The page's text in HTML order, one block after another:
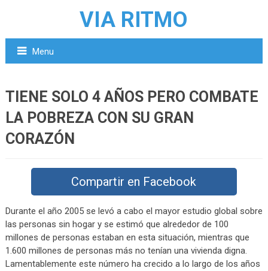
VIA RITMO
Menu
TIENE SOLO 4 AÑOS PERO COMBATE
LA POBREZA CON SU GRAN
CORAZÓN
Compartir en Facebook
Durante el año 2005 se levó a cabo el mayor estudio global sobre
las personas sin hogar y se estimó que alrededor de 100
millones de personas estaban en esta situación, mientras que
1.600 millones de personas más no tenían una vivienda digna.
Lamentablemente este número ha crecido a lo largo de los años